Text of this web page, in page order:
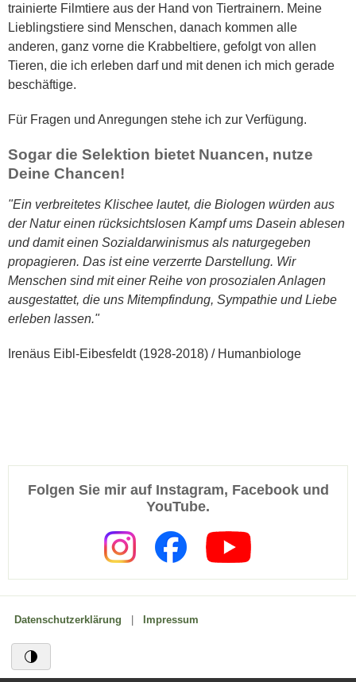
trainierte Filmtiere aus der Hand von Tiertrainern. Meine
Lieblingstiere sind Menschen, danach kommen alle
anderen, ganz vorne die Krabbeltiere, gefolgt von allen
Tieren, die ich erleben darf und mit denen ich mich gerade
beschäftige.
Für Fragen und Anregungen stehe ich zur Verfügung.
Sogar die Selektion bietet Nuancen, nutze
Deine Chancen!
"Ein verbreitetes Klischee lautet, die Biologen würden aus
der Natur einen rücksichtslosen Kampf ums Dasein ablesen
und damit einen Sozialdarwinismus als naturgegeben
propagieren. Das ist eine verzerrte Darstellung. Wir
Menschen sind mit einer Reihe von prosozialen Anlagen
ausgestattet, die uns Mitempfindung, Sympathie und Liebe
erleben lassen."
Irenäus Eibl-Eibesfeldt (1928-2018) / Humanbiologe
Folgen Sie mir auf Instagram, Facebook und
YouTube.
Datenschutzerklärung | Impressum